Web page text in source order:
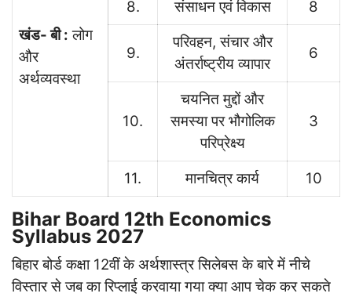
खंड- बी : लोग
और
अर्थव्यवस्था
8. संसाधन एवं विकास 8
9.
परिवहन, संचार और
अंतर्राष्ट्रीय व्यापार
6
10.
चयनित मुद्दों और
समस्या पर भौगोलिक
परिप्रेक्ष्य
3
11. मानचित्र कार्य 10
Bihar Board 12th Economics
Syllabus 2027
बिहार बोर्ड कक्षा 12वीं के अर्थशास्त्र सिलेबस के बारे में नीचे
विस्तार से जब का रिप्लाई करवाया गया क्या आप चेक कर सकते